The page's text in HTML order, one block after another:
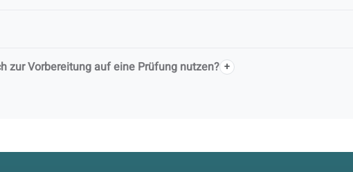
zur Vorbereitung auf eine Prüfung nutzen?